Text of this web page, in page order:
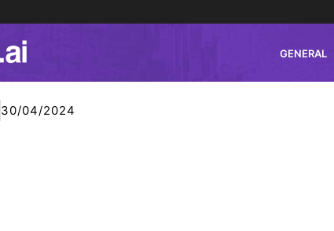
GENERAL
30/04/2024